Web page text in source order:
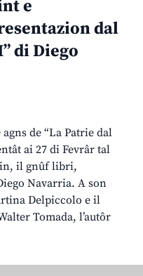
e
dal
di Diego
de “La Patrie dal
ai 27 di Fevrâr tal
il gnûf libri,
Navarria. A son
Delpiccolo e il
Tomada, l’autôr